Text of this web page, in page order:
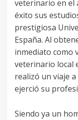
veterinario en el
éxito sus
prestigiosa
España. Al
inmediato como
veterinario local
realizó un viaje
ejerció su
Siendo ya un